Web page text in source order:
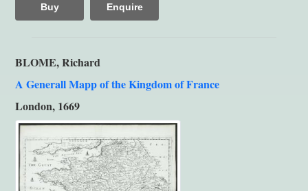
Buy Enquire
BLOME, Richard
A Generall Mapp of the Kingdom of France
London, 1669